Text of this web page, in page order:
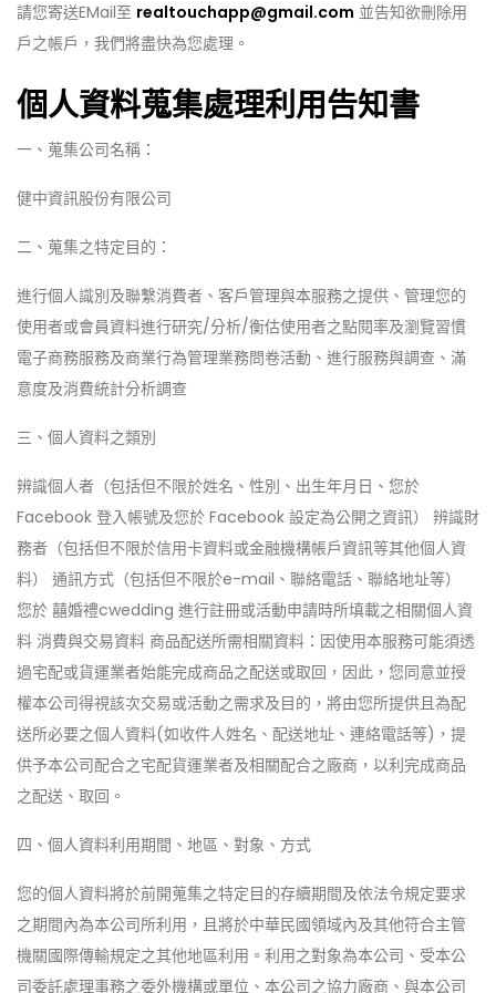
請您寄送EMail至 realtouchapp@gmail.com 並告知欲刪除用
戶之帳戶，我們將盡快為您處理。
個人資料蒐集處理利用告知書
一、蒐集公司名稱：
健中資訊股份有限公司
二、蒐集之特定目的：
進行個人識別及聯繫消費者、客戶管理與本服務之提供、管理您的
使用者或會員資料進行研究/分析/衡估使用者之點閱率及瀏覽習慣
電子商務服務及商業行為管理業務問卷活動、進行服務與調查、滿
意度及消費統計分析調查
三、個人資料之類別
辨識個人者（包括但不限於姓名、性別、出生年月日、您於
Facebook 登入帳號及您於 Facebook 設定為公開之資訊） 辨識財
務者（包括但不限於信用卡資料或金融機構帳戶資訊等其他個人資
料） 通訊方式（包括但不限於e-mail、聯絡電話、聯絡地址等）
您於 囍婚禮cwedding 進行註冊或活動申請時所填載之相關個人資
料 消費與交易資料 商品配送所需相關資料：因使用本服務可能須透
過宅配或貨運業者始能完成商品之配送或取回，因此，您同意並授
權本公司得視該次交易或活動之需求及目的，將由您所提供且為配
送所必要之個人資料(如收件人姓名、配送地址、連絡電話等)，提
供予本公司配合之宅配貨運業者及相關配合之廠商，以利完成商品
之配送、取回。
四、個人資料利用期間、地區、對象、方式
您的個人資料將於前開蒐集之特定目的存續期間及依法令規定要求
之期間內為本公司所利用，且將於中華民國領域內及其他符合主管
機關國際傳輸規定之其他地區利用。利用之對象為本公司、受本公
司委託處理事務之委外機構或單位、本公司之協力廠商、與本公司